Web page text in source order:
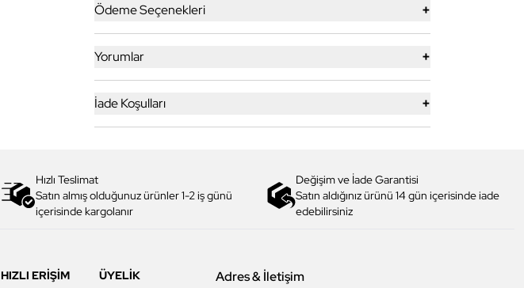
Ödeme Seçenekleri +
Yorumlar +
İade Koşulları +
Hızlı Teslimat
Satın almış olduğunuz ürünler 1-2 iş günü
içerisinde kargolanır
Değişim ve İade Garantisi
Satın aldığınız ürünü 14 gün içerisinde iade
edebilirsiniz
HIZLI ERİŞİM
ÜYELİK
Adres & İletişim